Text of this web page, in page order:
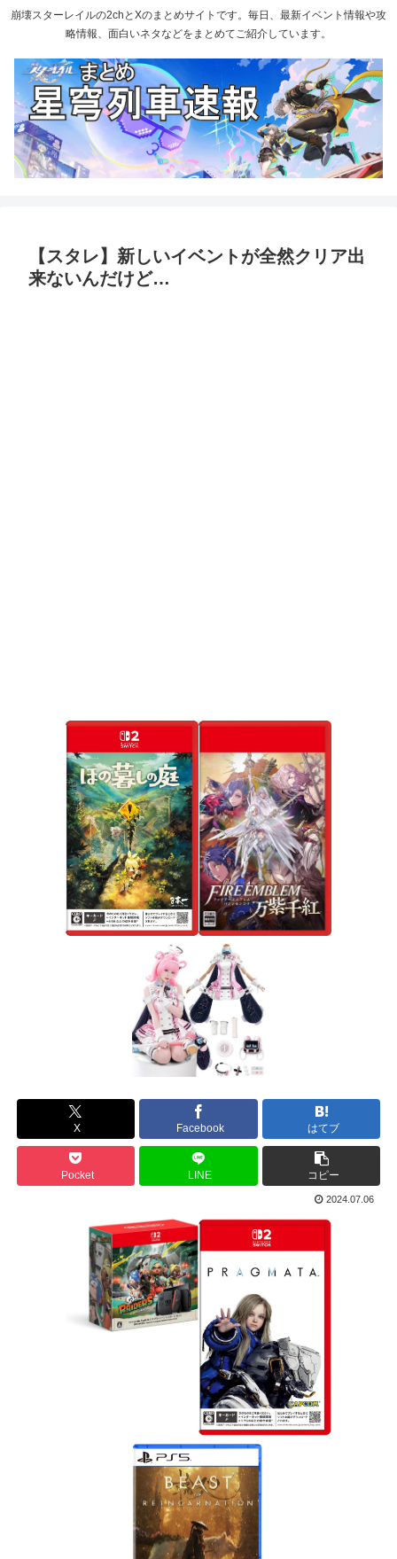
崩壊スターレイルの2chとXのまとめサイトです。毎日、最新イベント情報や攻
略情報、面白いネタなどをまとめてご紹介しています。
【スタレ】新しいイベントが全然クリア出
来ないんだけど…
X Facebook はてブ
Pocket LINE コピー
2024.07.06